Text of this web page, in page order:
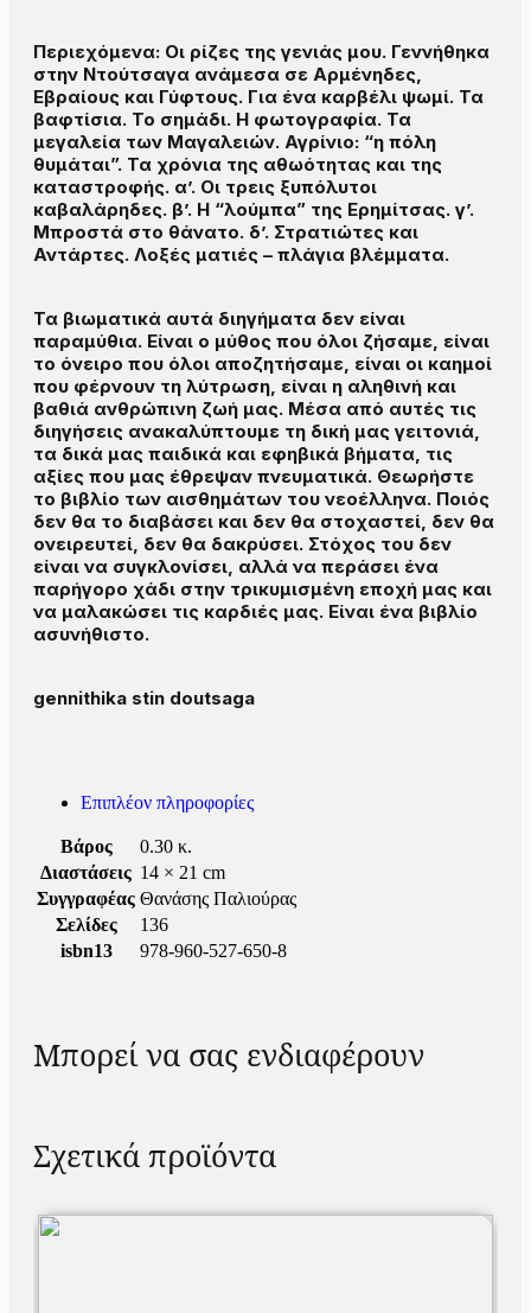
Περιεχόμενα: Οι ρίζες της γενιάς μου. Γεννήθηκα
στην Ντούτσαγα ανάμεσα σε Αρμένηδες,
Εβραίους και Γύφτους. Για ένα καρβέλι ψωμί. Τα
βαφτίσια. Το σημάδι. Η φωτογραφία. Τα
μεγαλεία των Μαγαλειών. Αγρίνιο: “η πόλη
θυμάται”. Τα χρόνια της αθωότητας και της
καταστροφής. α’. Οι τρεις ξυπόλυτοι
καβαλάρηδες. β’. Η “λούμπα” της Ερημίτσας. γ’.
Μπροστά στο θάνατο. δ’. Στρατιώτες και
Αντάρτες. Λοξές ματιές – πλάγια βλέμματα.
Τα βιωματικά αυτά διηγήματα δεν είναι
παραμύθια. Είναι ο μύθος που όλοι ζήσαμε, είναι
το όνειρο που όλοι αποζητήσαμε, είναι οι καημοί
που φέρνουν τη λύτρωση, είναι η αληθινή και
βαθιά ανθρώπινη ζωή μας. Μέσα από αυτές τις
διηγήσεις ανακαλύπτουμε τη δική μας γειτονιά,
τα δικά μας παιδικά και εφηβικά βήματα, τις
αξίες που μας έθρεψαν πνευματικά. Θεωρήστε
το βιβλίο των αισθημάτων του νεοέλληνα. Ποιός
δεν θα το διαβάσει και δεν θα στοχαστεί, δεν θα
ονειρευτεί, δεν θα δακρύσει. Στόχος του δεν
είναι να συγκλονίσει, αλλά να περάσει ένα
παρήγορο χάδι στην τρικυμισμένη εποχή μας και
να μαλακώσει τις καρδιές μας. Είναι ένα βιβλίο
ασυνήθιστο.
gennithika stin doutsaga
Επιπλέον πληροφορίες
Βάρος
0.30 κ.
Διαστάσεις 14 × 21 cm
Συγγραφέας Θανάσης Παλιούρας
Σελίδες
136
isbn13
978-960-527-650-8
Μπορεί να σας ενδιαφέρουν
Σχετικά προϊόντα